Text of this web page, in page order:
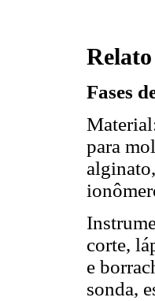
Fases
para
corte,
e
sonda,